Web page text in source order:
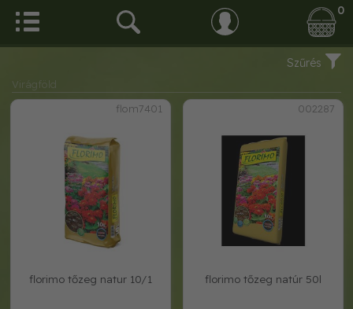
0
Szűrés
Virágföld
flom7401
florimo tőzeg natur 10/1
002287
florimo tőzeg natúr 50l